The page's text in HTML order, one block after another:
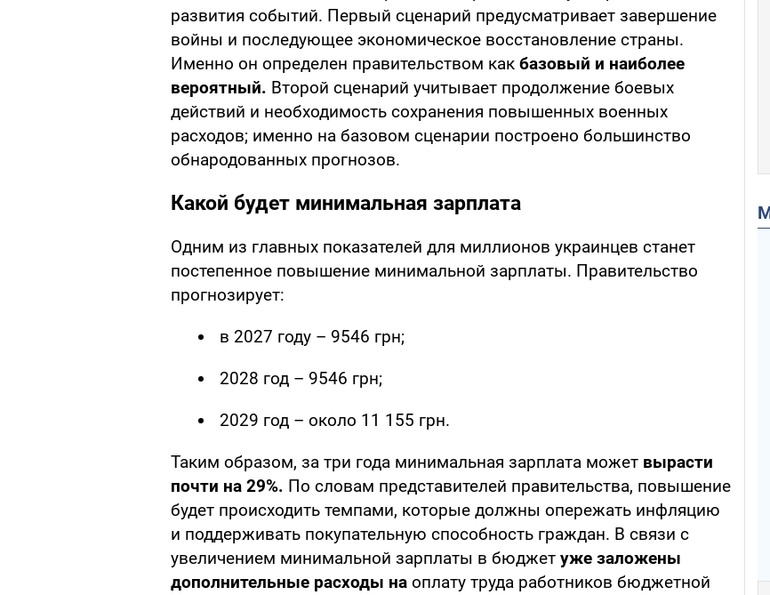
развития событий. Первый сценарий предусматривает завершение
войны и последующее экономическое восстановление страны.
Именно он определен правительством как базовый и наиболее
вероятный. Второй сценарий учитывает продолжение боевых
действий и необходимость сохранения повышенных военных
расходов; именно на базовом сценарии построено большинство
обнародованных прогнозов.
Какой будет минимальная зарплата
Одним из главных показателей для миллионов украинцев станет
постепенное повышение минимальной зарплаты. Правительство
прогнозирует:
в 2027 году – 9546 грн;
2028 год – 9546 грн;
2029 год – около 11 155 грн.
Таким образом, за три года минимальная зарплата может вырасти
почти на 29%. По словам представителей правительства, повышение
будет происходить темпами, которые должны опережать инфляцию
и поддерживать покупательную способность граждан. В связи с
увеличением минимальной зарплаты в бюджет уже заложены
дополнительные расходы на оплату труда работников бюджетной